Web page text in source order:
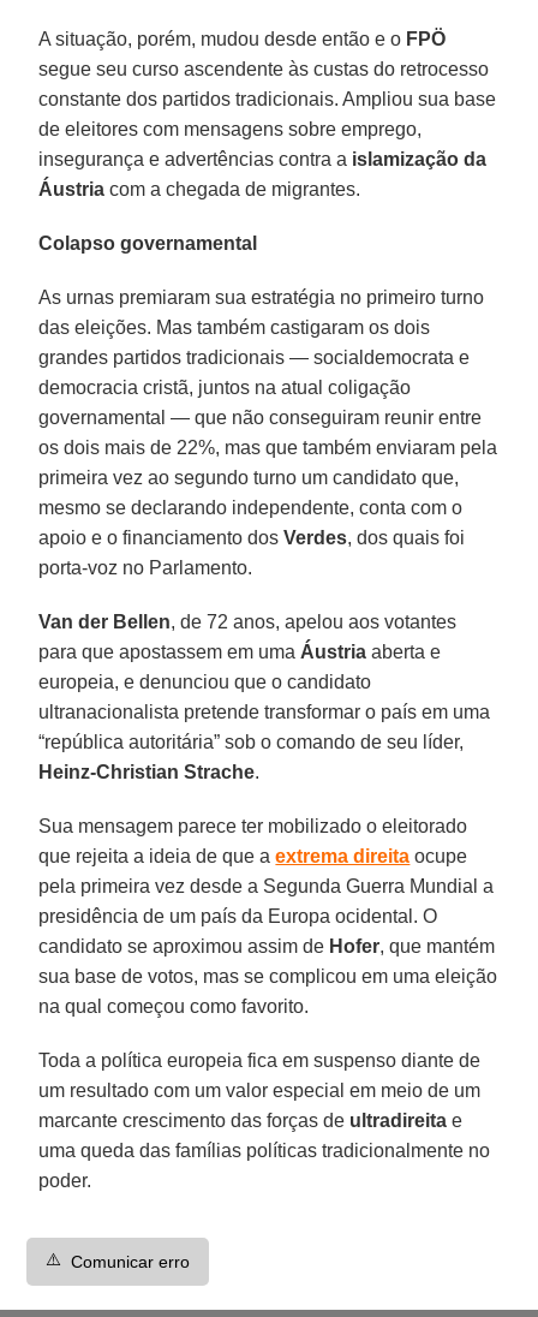
A situação, porém, mudou desde então e o FPÖ
segue seu curso ascendente às custas do retrocesso
constante dos partidos tradicionais. Ampliou sua base
de eleitores com mensagens sobre emprego,
insegurança e advertências contra a islamização da
Áustria com a chegada de migrantes.
Colapso governamental
As urnas premiaram sua estratégia no primeiro turno
das eleições. Mas também castigaram os dois
grandes partidos tradicionais — socialdemocrata e
democracia cristã, juntos na atual coligação
governamental — que não conseguiram reunir entre
os dois mais de 22%, mas que também enviaram pela
primeira vez ao segundo turno um candidato que,
mesmo se declarando independente, conta com o
apoio e o financiamento dosVerdes, dos quais foi
porta-voz no Parlamento.
Van der Bellen, de 72 anos, apelou aos votantes
para que apostassem em uma Áustria aberta e
europeia, e denunciou que o candidato
ultranacionalista pretende transformar o país em uma
“república autoritária” sob o comando de seu líder,
Heinz-Christian Strache.
Sua mensagem parece ter mobilizado o eleitorado
que rejeita a ideia de que aextrema direita ocupe
pela primeira vez desde a Segunda Guerra Mundial a
presidência de um país da Europa ocidental. O
candidato se aproximou assim de Hofer, que mantém
sua base de votos, mas se complicou em uma eleição
na qual começou como favorito.
Toda a política europeia fica em suspenso diante de
um resultado com um valor especial em meio de um
marcante crescimento das forças de ultradireita e
uma queda das famílias políticas tradicionalmente no
poder.
⚠️ Comunicar erro